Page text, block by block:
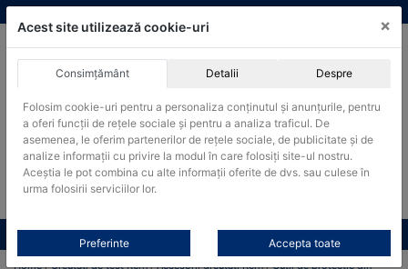
Skip
to
Produsele pot fi achizitionate si in sistemul SEAP / SICAP
Products
search
CAUTARE
Toate produsele CONTACT
Home/Greutati de test Kern/Accesorii greutăți Kern/Cutii de protecție din
Acest site utilizează cookie-uri ×
Consimțământ Detalii Despre
Folosim cookie-uri pentru a personaliza conținutul și anunțurile, pentru
a oferi funcții de rețele sociale și pentru a analiza traficul. De
asemenea, le oferim partenerilor de rețele sociale, de publicitate și de
analize informații cu privire la modul în care folosiți site-ul nostru.
Aceștia le pot combina cu alte informații oferite de dvs. sau culese în
urma folosirii serviciilor lor.
Preferinte Accepta toate